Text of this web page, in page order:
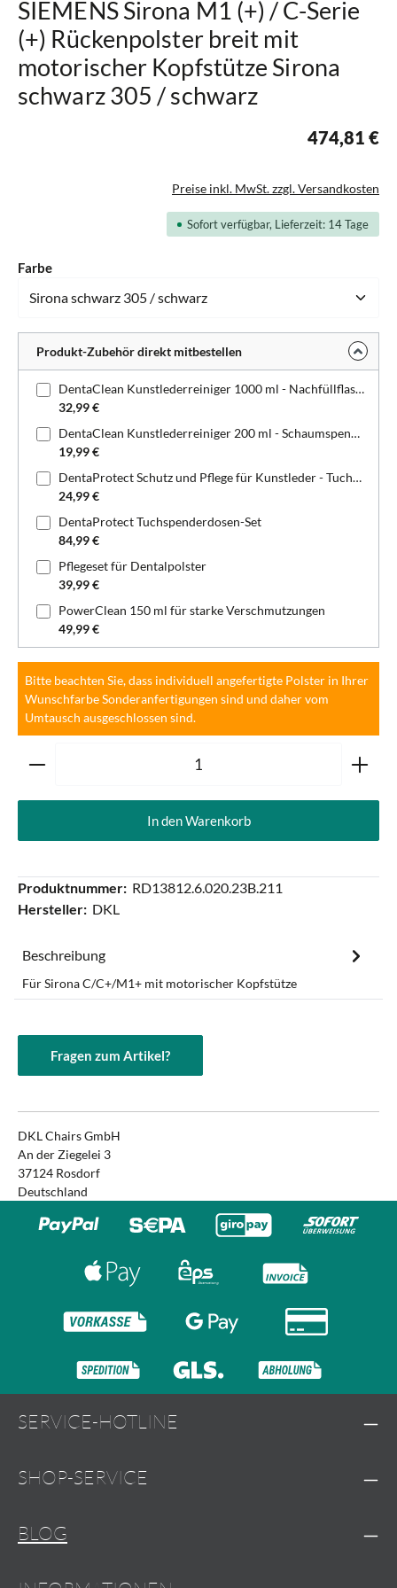
SIEMENS Sirona M1 (+) / C-Serie
(+) Rückenpolster breit mit
motorischer Kopfstütze Sirona
schwarz 305 / schwarz
474,81 €
Preise inkl. MwSt. zzgl. Versandkosten
Sofort verfügbar, Lieferzeit: 14 Tage
Farbeauswählen
Produkt-Zubehör direkt mitbestellen
DentaClean Kunstlederreiniger 1000 ml - Nachfüllflasche
32,99 €
DentaClean Kunstlederreiniger 200 ml - Schaumspenderflasche
19,99 €
DentaProtect Schutz und Pflege für Kunstleder - Tuchspenderdose
24,99 €
DentaProtect Tuchspenderdosen-Set
84,99 €
Pflegeset für Dentalpolster
39,99 €
PowerClean 150 ml für starke Verschmutzungen
49,99 €
Bitte beachten Sie, dass individuell angefertigte Polster in Ihrer
Wunschfarbe Sonderanfertigungen sind und daher vom
Umtausch ausgeschlossen sind.
Produkt Anzahl: Gib den gewünschten Wert ein oder
In den Warenkorb
Produktnummer: RD13812.6.020.23B.211
Hersteller: DKL
Beschreibung
Für Sirona C/C+/M1+ mit motorischer Kopfstütze
Fragen zum Artikel?
DKL Chairs GmbH
An der Ziegelei 3
37124 Rosdorf
Deutschland
SERVICE-HOTLINE
SHOP-SERVICE
BLOG